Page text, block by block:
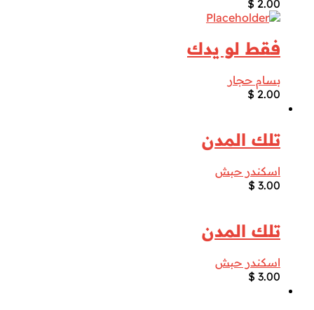
$ 2.00
فقط لو يدك
بسام حجار
$ 2.00
تلك المدن
اسكندر حبش
$ 3.00
تلك المدن
اسكندر حبش
$ 3.00